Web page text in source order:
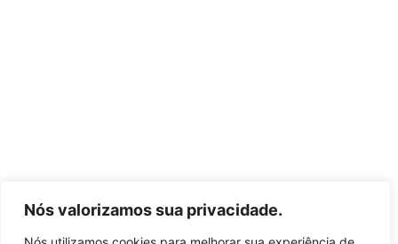
Nós valorizamos sua privacidade.